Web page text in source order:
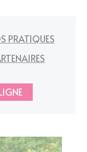
PRATIQUES